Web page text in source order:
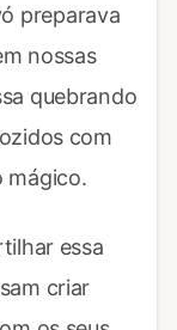
preparava
nossas
quebrando
com
mágico.
essa
criar